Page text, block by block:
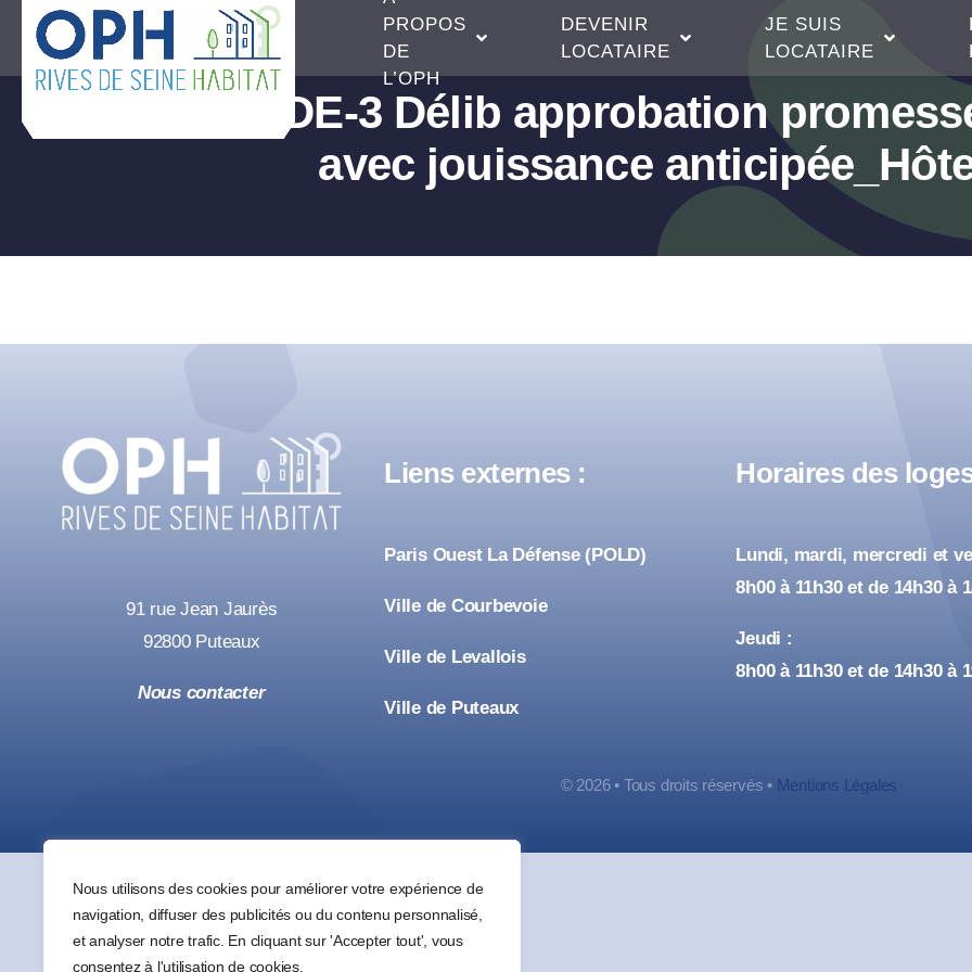
Nous utilisons des cookies pour améliorer votre expérience de
navigation, diffuser des publicités ou du contenu personnalisé,
et analyser notre trafic. En cliquant sur 'Accepter tout', vous
consentez à l'utilisation de cookies.
PROPOS
DE
L’OPH
DEVENIR
LOCATAIRE
JE SUIS
LOCATAIRE
Passer
contenu
DE-3 Délib approbation
avec jouissance
91 rue Jean Jaurès
92800 Puteaux
Nous contacter
Liens externes :
Paris Ouest La Défense (POLD)
Ville de Courbevoie
Ville de Levallois
Ville de Puteaux
Horaires des
Lundi, mardi, mercredi et
8h00 à 11h30 et de 14h30 à
Jeudi :
8h00 à 11h30 et de 14h30 à
© 2026 • Tous droits réservés • Mentions Légales